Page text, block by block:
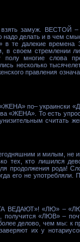
замуж. ВЕСТОЙ –
делать и в чем
те далекие времена
в своем стремлении
многие слова
несколько
правления
«ЖЕНА» по– украински
«ЖЕНА». То есть
считать
и милым, не
кто лишился
продолжения рода!
его не употребляли.
ВЕДАЮТ»! «ЛЮ» –
«ЛЮВ» –
делово, чем мы: к
их у